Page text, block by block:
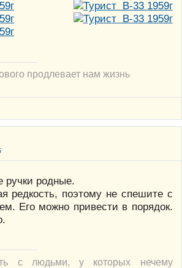
продлевает нам жизнь
ручки родные.
редкость, поэтому не спешите с
Его можно привести в порядок.
с людьми, у которых нечему